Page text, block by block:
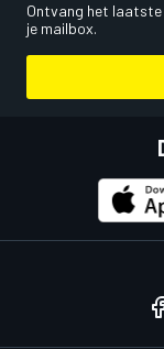
Ontvang het
je mailbox.